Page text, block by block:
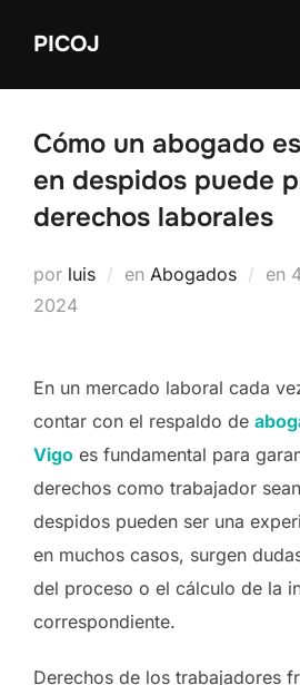
PICOJ
Cómo un abogado
en despidos puede
derechos laborales
por luis en Abogados en
2024
En un mercado laboral cada
contar con el respaldo de
Vigo es fundamental para
derechos como trabajador
despidos pueden ser una
en muchos casos, surgen
del proceso o el cálculo de la
correspondiente.
Derechos de los trabajadores